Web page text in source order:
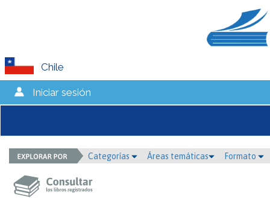
Chile
Iniciar sesión
Categorías Áreas temáticas Formato